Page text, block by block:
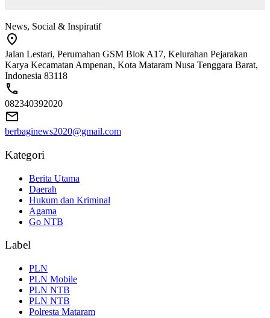
News, Social & Inspiratif
Jalan Lestari, Perumahan GSM Blok A17, Kelurahan Pejarakan
Karya Kecamatan Ampenan, Kota Mataram Nusa Tenggara Barat,
Indonesia 83118
082340392020
berbaginews2020@gmail.com
Kategori
Berita Utama
Daerah
Hukum dan Kriminal
Agama
Go NTB
Label
PLN
PLN Mobile
PLN NTB
PLN NTB
Polresta Mataram